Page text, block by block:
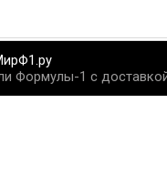
Формулы-1 с